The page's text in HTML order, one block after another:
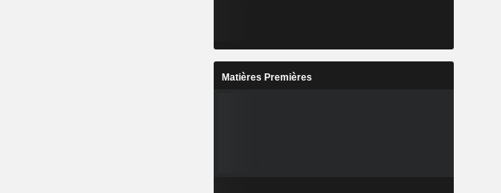
Matières Premières